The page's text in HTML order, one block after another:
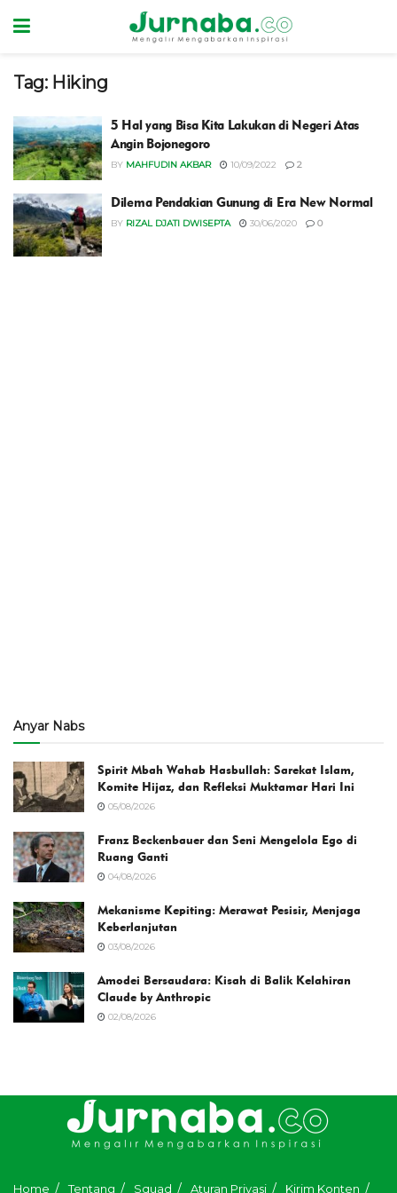
Tag: Hiking
5 Hal yang Bisa Kita Lakukan di Negeri Atas
Angin Bojonegoro
BY MAHFUDIN AKBAR 10/09/2022 2
Dilema Pendakian Gunung di Era New Normal
BY RIZAL DJATI DWISEPTA 30/06/2020 0
Anyar Nabs
Spirit Mbah Wahab Hasbullah: Sarekat Islam,
Komite Hijaz, dan Refleksi Muktamar Hari Ini
05/08/2026
Franz Beckenbauer dan Seni Mengelola Ego di
Ruang Ganti
04/08/2026
Mekanisme Kepiting: Merawat Pesisir, Menjaga
Keberlanjutan
03/08/2026
Amodei Bersaudara: Kisah di Balik Kelahiran
Claude by Anthropic
02/08/2026
Home Tentang Squad Aturan Privasi Kirim Konten